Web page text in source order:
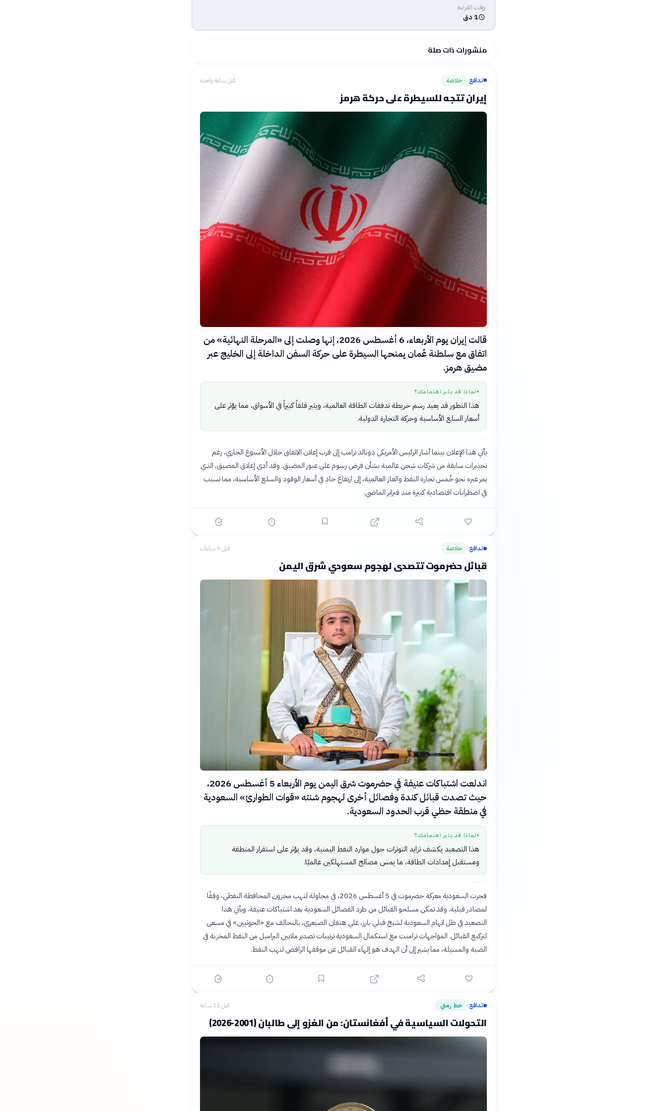
وقت القراءة
1 دق
منشورات ذات صلة
تدافع› خلاصة قبل ساعة واحدة
إيران تتجه للسيطرة على حركة هرمز
قالت إيران يوم الأربعاء، 6 أغسطس 2026، إنها وصلت إلى «المرحلة النهائية» من
اتفاق مع سلطنة عُمان يمنحها السيطرة على حركة السفن الداخلة إلى الخليج عبر
مضيق هرمز.
● لماذا قد يثير اهتمامك؟
هذا التطور قد يعيد رسم خريطة تدفقات الطاقة العالمية، ويثير قلقاً كبيراً في الأسواق، مما يؤثر على
أسعار السلع الأساسية وحركة التجارة الدولية.
يأتي هذا الإعلان بينما أشار الرئيس الأمريكي دونالد ترامب إلى قرب إعلان الاتفاق خلال الأسبوع الجاري، رغم
تحذيرات سابقة من شركات شحن عالمية بشأن فرض رسوم على عبور المضيق. وقد أدى إغلاق المضيق، الذي
يمر عبره نحو خُمس تجارة النفط والغاز العالمية، إلى ارتفاع حاد في أسعار الوقود والسلع الأساسية، مما تسبب
في اضطرابات اقتصادية كبيرة منذ فبراير الماضي.
تدافع› خلاصة قبل 9 ساعات
قبائل حضرموت تتصدى لهجوم سعودي شرق اليمن
اندلعت اشتباكات عنيفة في حضرموت شرق اليمن يوم الأربعاء 5 أغسطس 2026،
حيث تصدت قبائل كندة وفصائل أخرى لهجوم شنته «قوات الطوارئ» السعودية
في منطقة حظي قرب الحدود السعودية.
● لماذا قد يثير اهتمامك؟
هذا التصعيد يكشف تزايد التوترات حول موارد النفط اليمنية، وقد يؤثر على استقرار المنطقة
ومستقبل إمدادات الطاقة، ما يمس مصالح المستهلكين عالميًا.
فجرت السعودية معركة حضرموت في 5 أغسطس 2026، في محاولة لنهب مخزون المحافظة النفطي، وفقًا
لمصادر قبلية. وقد تمكن مسلحو القبائل من طرد الفصائل السعودية بعد اشتباكات عنيفة. ويأتي هذا
التصعيد في ظل اتهام السعودية لشيخ قبلي بارز، علي هتفان الصيعري، بالتحالف مع «الحوثيين» في مسعى
لتركيع القبائل. المواجهات تزامنت مع استكمال السعودية ترتيبات تصدير ملايين البراميل من النفط المخزنة في
الضبة والمسيلة، مما يشير إلى أن الهدف هو إلهاء القبائل عن موقفها الرافض لنهب النفط.
تدافع› خط زمني قبل 11 ساعة
التحولات السياسية في أفغانستان: من الغزو إلى طالبان (2001-2026)